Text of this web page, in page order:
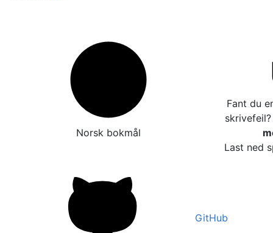
Norsk bokmål
Fant du
Last ned
GitHub